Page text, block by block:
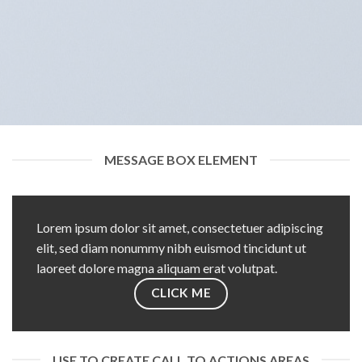
MESSAGE BOX ELEMENT
Lorem ipsum dolor sit amet, consectetuer adipiscing
elit, sed diam nonummy nibh euismod tincidunt ut
laoreet dolore magna aliquam erat volutpat.
CLICK ME